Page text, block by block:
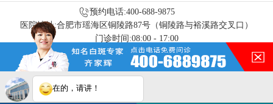
预约电话:400-688-9875
医院地址:合肥市瑶海区铜陵路87号（铜陵路与裕溪路交叉口）
门诊时间:08:00 - 17:00
免责声明：本站图/文均来自于网络收集，仅供病友参考，不作为医疗诊
断依据，服用药物或进行治疗时请遵医嘱。如有转载或引用文章涉及版权
问题，请与我们联系删除！
合肥华夏白癜风医院电脑端
在的，请讲！
您的白斑在什么部位？